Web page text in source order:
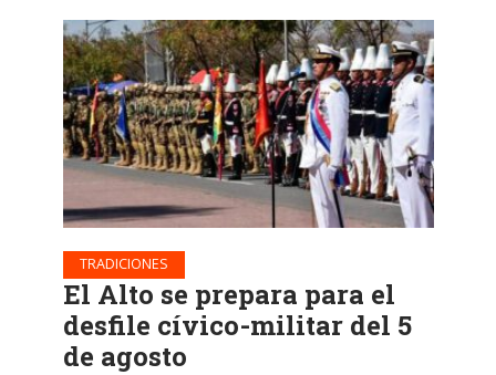
TRADICIONES
El Alto se prepara para el
desfile cívico-militar del 5
de agosto